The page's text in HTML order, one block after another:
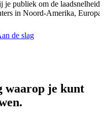
je publiek om de laadsnelheid
in Noord-Amerika,
de slag
waarop je kunt